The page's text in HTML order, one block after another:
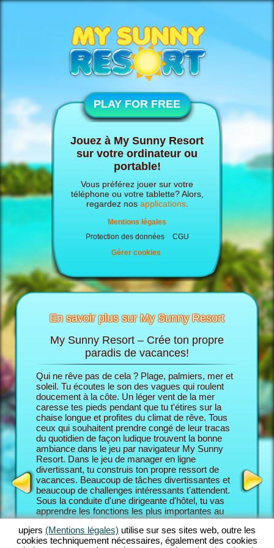
PLAY FOR FREE
Jouez à My Sunny Resort
sur votre ordinateur ou
portable!
Vous préférez jouer sur votre
téléphone ou votre tablette? Alors,
regardez nos applications.
Mentions légales
Protection des données
CGU
Gérer cookies
En savoir plus sur My Sunny Resort
My Sunny Resort – Crée ton propre
paradis de vacances!
Qui ne rêve pas de cela ? Plage, palmiers, mer et
soleil. Tu écoutes le son des vagues qui roulent
doucement à la côte. Un léger vent de la mer
caresse tes pieds pendant que tu t'étires sur la
chaise longue et profites du climat de rêve. Tous
ceux qui souhaitent prendre congé de leur tracas
du quotidien de façon ludique trouvent la bonne
ambiance dans le jeu par navigateur My Sunny
Resort. Dans le jeu de manager en ligne
divertissant, tu construis ton propre ressort de
vacances. Beaucoup de tâches divertissantes et
beaucoup de challenges intéressants t'attendent.
Sous la conduite d'une dirigeante d'hôtel, tu vas
apprendre les fonctions les plus importantes au
début du jeu. Après, tu démarres ton propre rêve
de vacances. Tu construis ton ressort de place
individuellement conçu. Bien sûr, tu as des
Dans
son
partir
En fin
pour
Resort,
En tant
Resort,
upjers (Mentions légales) utilise sur ses sites web, outre les
cookies techniquement nécessaires, également des cookies